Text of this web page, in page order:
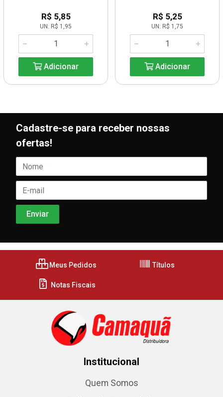
R$ 5,85
UN: R$ 1,95
Adicionar
R$ 5,25
UN: R$ 1,75
Adicionar
Cadastre-se para receber nossas
ofertas!
Meus Pedidos Títulos
Notas Fiscais
Institucional
Quem Somos